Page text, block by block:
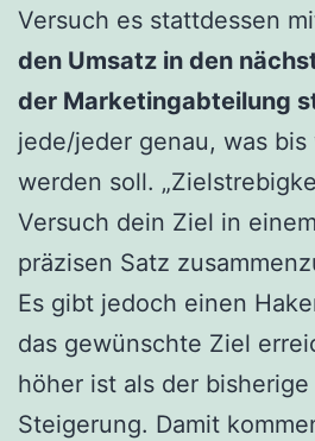
Versuch es stattdessen
den Umsatz in den
der Marketingabteilung
jede/jeder genau, was
werden soll.
Versuch dein Ziel in
präzisen Satz
Es gibt jedoch einen
das gewünschte Ziel
höher ist als der
Steigerung. Damit